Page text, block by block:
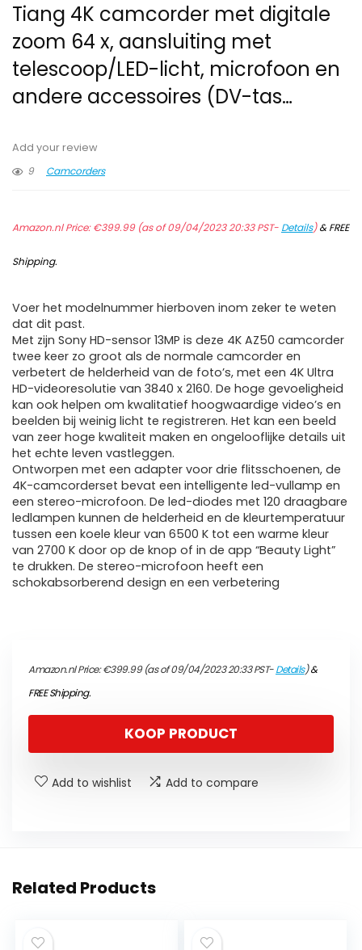
Tiang 4K camcorder met digitale
zoom 64 x, aansluiting met
telescoop/LED-licht, microfoon en
andere accessoires (DV-tas…
Add your review
9
Camcorders
Amazon.nl Price:€399.99(as of 09/04/2023 20:33 PST- Details)&FREE
Shipping.
Voer het modelnummer hierboven inom zeker te weten
dat dit past.
Met zijn Sony HD-sensor 13MP is deze 4K AZ50 camcorder
twee keer zo groot als de normale camcorder en
verbetert de helderheid van de foto’s, met een 4K Ultra
HD-videoresolutie van 3840 x 2160. De hoge gevoeligheid
kan ook helpen om kwalitatief hoogwaardige video’s en
beelden bij weinig licht te registreren. Het kan een beeld
van zeer hoge kwaliteit maken en ongelooflijke details uit
het echte leven vastleggen.
Ontworpen met een adapter voor drie flitsschoenen, de
4K-camcorderset bevat een intelligente led-vullamp en
een stereo-microfoon. De led-diodes met 120 draagbare
ledlampen kunnen de helderheid en de kleurtemperatuur
tussen een koele kleur van 6500 K tot een warme kleur
van 2700 K door op de knop of in de app “Beauty Light”
te drukken. De stereo-microfoon heeft een
schokabsorberend design en een verbetering
Amazon.nl Price:€399.99(as of 09/04/2023 20:33 PST-Details)&
FREE Shipping.
KOOP PRODUCT
Add to wishlist Add to compare
Related Products